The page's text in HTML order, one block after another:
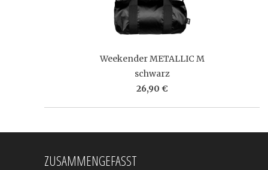
Weekender METALLIC M
schwarz
26,90 €
ZUSAMMENGEFASST